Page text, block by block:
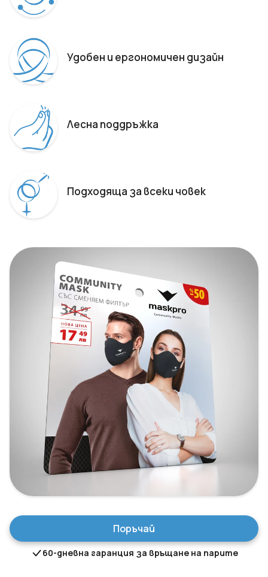
Удобен и ергономичен дизайн
Лесна поддръжка
Подходяща за всеки човек
Поръчай
60-дневна гаранция за връщане на парите